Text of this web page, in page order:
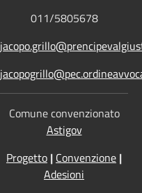
011/5805678
Comune convenzionato
Astigov
Progetto | Convenzione |
Adesioni